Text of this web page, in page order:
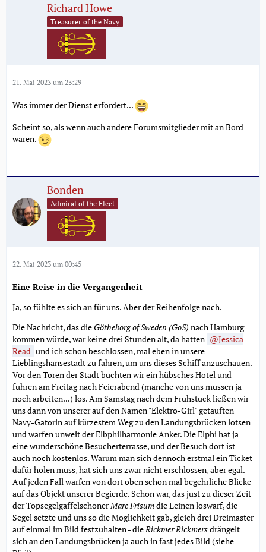
Richard Howe
Treasurer of the Navy
21. Mai 2023 um 23:29
Was immer der Dienst erfordert...
Scheint so, als wenn auch andere Forumsmitglieder mit an Bord
waren.
Bonden
Admiral of the Fleet
22. Mai 2023 um 00:45
Eine Reise in die Vergangenheit
Ja, so fühlte es sich an für uns. Aber der Reihenfolge nach.
Die Nachricht, das die Götheborg of Sweden (GoS) nach Hamburg
kommen würde, war keine drei Stunden alt, da hatten
Jessica
Read und ich schon beschlossen, mal eben in unsere
Lieblingshansestadt zu fahren, um uns dieses Schiff anzuschauen.
Vor den Toren der Stadt buchten wir ein hübsches Hotel und
fuhren am Freitag nach Feierabend (manche von uns müssen ja
noch arbeiten...) los. Am Samstag nach dem Frühstück ließen wir
uns dann von unserer auf den Namen "Elektro-Girl" getauften
Navy-Gatorin auf kürzestem Weg zu den Landungsbrücken lotsen
und warfen unweit der Elbphilharmonie Anker. Die Elphi hat ja
eine wunderschöne Besucherterrasse, und der Besuch dort ist
auch noch kostenlos. Warum man sich dennoch erstmal ein Ticket
dafür holen muss, hat sich uns zwar nicht erschlossen, aber egal.
Auf jeden Fall warfen von dort oben schon mal begehrliche Blicke
auf das Objekt unserer Begierde. Schön war, das just zu dieser Zeit
der TopsegelgaffelschonerMare Frisumdie Leinen loswarf, die
Segel setzte und uns so die Möglichkeit gab, gleich drei Dreimaster
auf einmal im Bild festzuhalten - dieRickmer Rickmersdrängelt
sich an den Landungsbrücken ja auch in fast jedes Bild (siehe